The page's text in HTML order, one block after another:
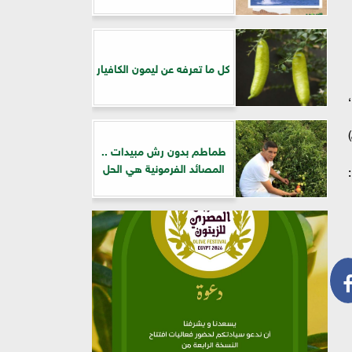
كل ما تعرفه عن ليمون الكافيار
طماطم بدون رش مبيدات ..
المصائد الفرمونية هي الحل